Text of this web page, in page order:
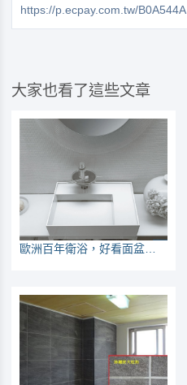
https://p.ecpay.com.tw/B0A544A
大家也看了這些文章